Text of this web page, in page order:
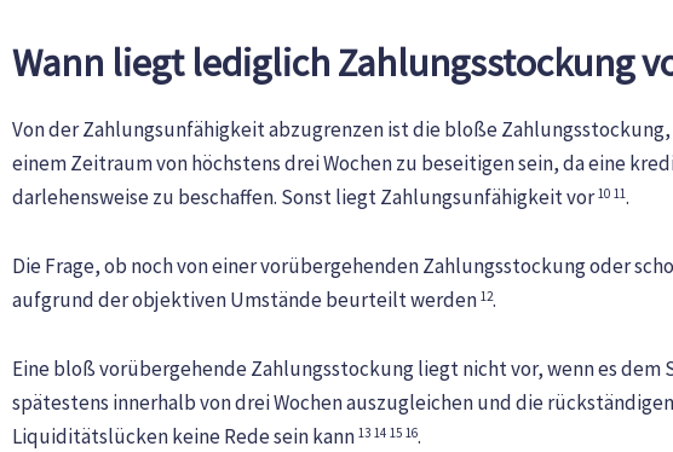
Wann liegt lediglich Zahlungsstockung
Von der Zahlungsunfähigkeit abzugrenzen ist die bloße
einem Zeitraum von höchstens drei Wochen zu beseitigen sein, da eine
darlehensweise zu beschaffen. Sonst liegt Zahlungsunfähigkeit vor10 11.
Die Frage, ob noch von einer vorübergehenden Zahlungsstockung oder
aufgrund der objektiven Umstände beurteilt werden 12.
Eine bloß vorübergehende Zahlungsstockung liegt nicht vor, wenn es
spätestens innerhalb von drei Wochen auszugleichen und die
Liquiditätslücken keine Rede sein kann 13 14 15 16.